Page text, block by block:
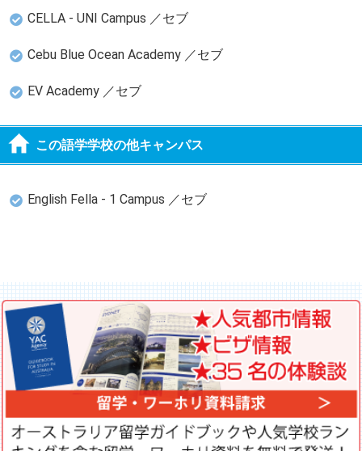
CELLA - UNI Campus ／セブ
Cebu Blue Ocean Academy ／セブ
EV Academy ／セブ
この語学学校の他キャンパス
English Fella - 1 Campus ／セブ